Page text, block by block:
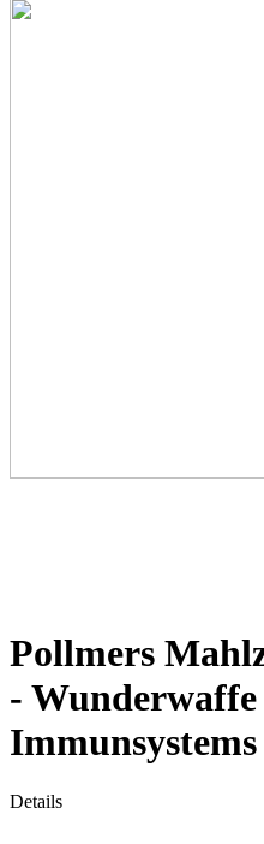
Pollmers
- Wunderwaffe
Immunsystems
Details